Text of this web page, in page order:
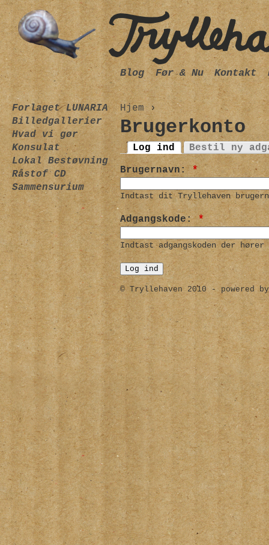
Hjem ›
Brugerkonto
Log ind Bestil ny
Brugernavn:*
Indtast dit Tryllehaven
Adgangskode:*
Indtast adgangskoden der
Blog Før & Nu Kontakt
Forlaget LUNARIA
Billedgallerier
Hvad vi gør
Konsulat
Lokal Bestøvning
Råstof CD
Sammensurium
© Tryllehaven 2010 - powered